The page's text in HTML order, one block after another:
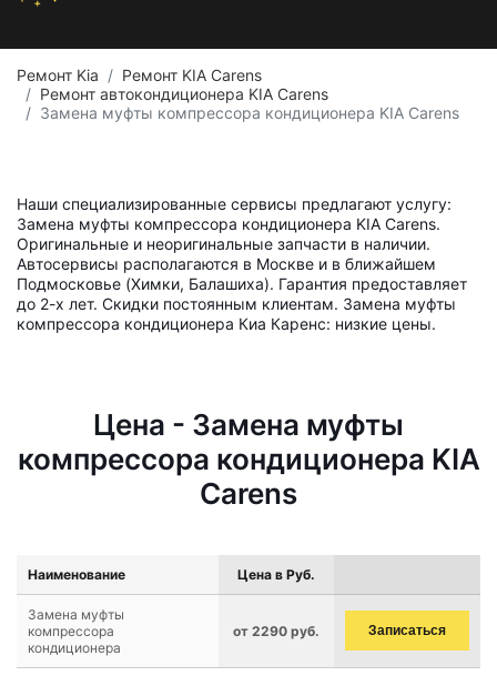
Ремонт Kia
Ремонт KIA Carens
Ремонт автокондиционера KIA Carens
Замена муфты компрессора кондиционера KIA Carens
Наши специализированные сервисы предлагают услугу:
Замена муфты компрессора кондиционера KIA Carens.
Оригинальные и неоригинальные запчасти в наличии.
Автосервисы располагаются в Москве и в ближайшем
Подмосковье (Химки, Балашиха). Гарантия предоставляет
до 2-х лет. Скидки постоянным клиентам. Замена муфты
компрессора кондиционера Киа Каренс: низкие цены.
Цена - Замена муфты
компрессора кондиционера KIA
Carens
Наименование Цена в Руб.
Замена муфты
компрессора
кондиционера
от 2290 руб. Записаться